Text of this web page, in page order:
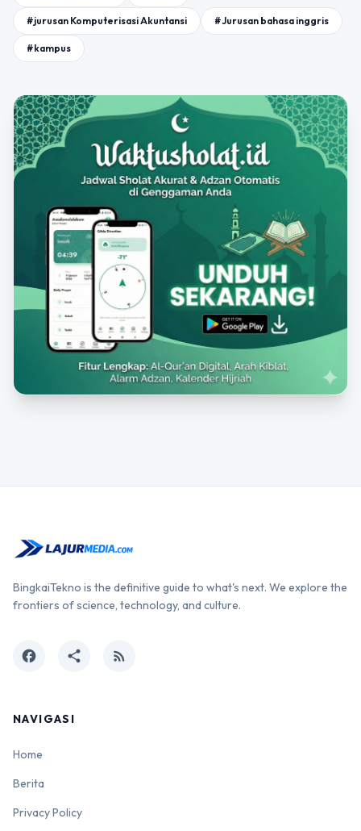
#jurusan Komputerisasi Akuntansi #Jurusan bahasa inggris
#kampus
BingkaiTekno is the definitive guide to what's next. We explore the
frontiers of science, technology, and culture.
facebook share rss_feed
NAVIGASI
Home
Berita
Privacy Policy